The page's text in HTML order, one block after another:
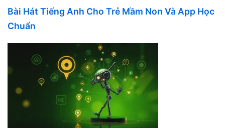
Bài Hát Tiếng Anh Cho Trẻ Mầm Non Và App Học
Chuẩn